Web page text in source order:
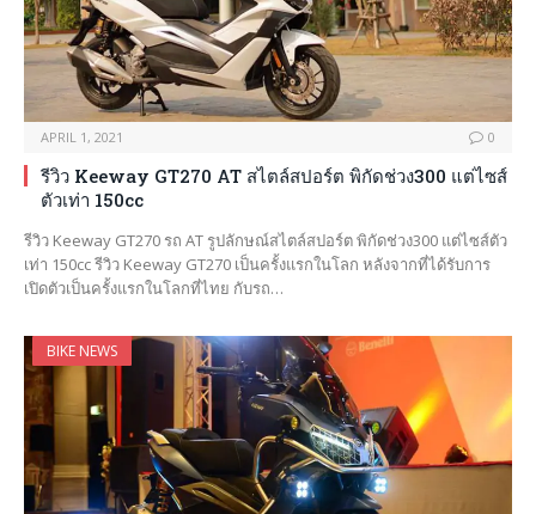
APRIL 1, 2021 0
รีวิว Keeway GT270 AT สไตล์สปอร์ต พิกัดช่วง300 แต่ไซส์
ตัวเท่า 150cc
รีวิว Keeway GT270 รถ AT รูปลักษณ์สไตล์สปอร์ต พิกัดช่วง300 แต่ไซส์ตัว
เท่า 150cc รีวิว Keeway GT270 เป็นครั้งแรกในโลก หลังจากที่ได้รับการ
เปิดตัวเป็นครั้งแรกในโลกที่ไทย กับรถ…
BIKE NEWS